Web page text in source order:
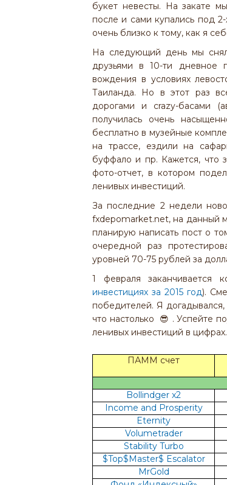
букет невесты. На закате
после и сами купались под
очень близко к тому, как я
На следующий день мы
друзьями в 10-ти дневное
вождения в условиях
Таиланда. Но в этот раз
дорогами и crazy-басами
получилась очень
бесплатно в музейные
на трассе, ездили на
буффало и пр. Кажется, что
фото-отчет, в котором
ленивых инвестиций.
За последние 2 недели
fxdepomarket.net, на данный
планирую написать пост о
очередной раз
уровней 70-75 рублей за
1 февраля заканчивается
инвестициях за 2015 год).
победителей. Я
что настолько 😎 . Успейте
ленивых инвестиций в цифрах.
ПАММ счет
Bollindger x2
Income and Prosperity
Eternity
Volumetrader
Stability Turbo
$Top$Master$ Escalator
MrGold